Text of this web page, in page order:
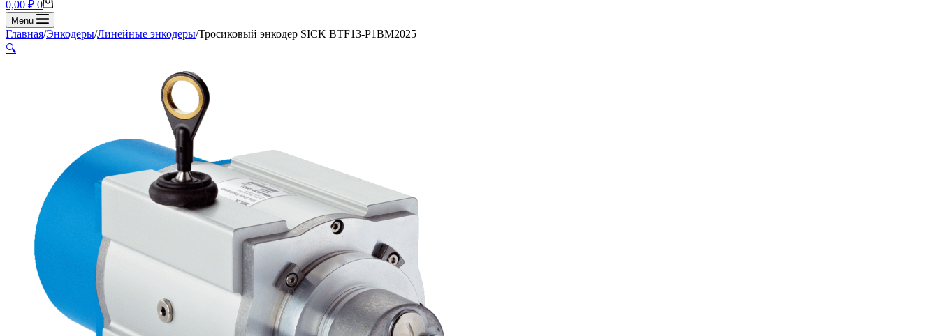
0,00 ₽ 0
Menu
Главная/Энкодеры/Линейные энкодеры/Тросиковый энкодер SICK BTF13-P1BM2025
🔍